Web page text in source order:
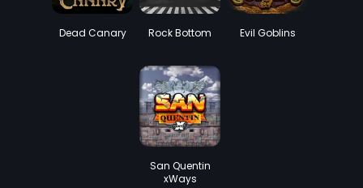
Dead Canary Rock Bottom Evil Goblins
San Quentin
xWays